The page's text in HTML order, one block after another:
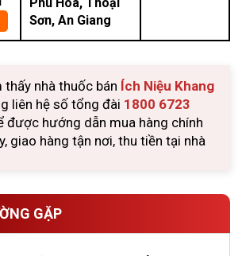
Sơn, An Giang
nhà thuốc bán Ích Niệu Khang
liên hệ số tổng đài 1800 6723
được hướng dẫn mua hàng chính
giao hàng tận nơi, thu tiền tại nhà
GẶP